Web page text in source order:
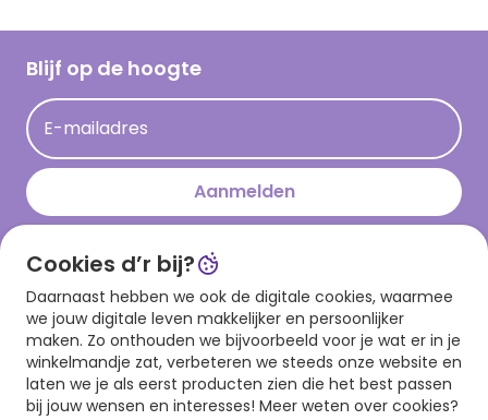
Hallmark Kaartclub
Acties
Persberichten
Hallmark en Kinderpostzegels
Cadeau inspiratie
Kaartinspiratie
Blijf op de hoogte
E-mailadres
Aanmelden
Download onze app
Cookies d’r bij?
Daarnaast hebben we ook de digitale cookies, waarmee
we jouw digitale leven makkelijker en persoonlijker
maken. Zo onthouden we bijvoorbeeld voor je wat er in je
winkelmandje zat, verbeteren we steeds onze website en
laten we je als eerst producten zien die het best passen
bij jouw wensen en interesses! Meer weten over cookies?